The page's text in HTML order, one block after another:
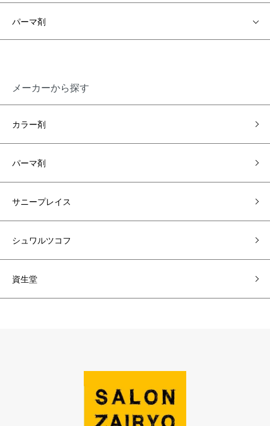
パーマ剤
メーカーから探す
カラー剤
パーマ剤
サニープレイス
シュワルツコフ
資生堂